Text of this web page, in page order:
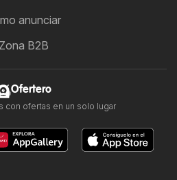
anunciar
Zona B2B
Ofertero
con ofertas en un solo lugar